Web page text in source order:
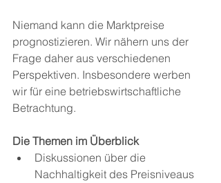
Niemand kann die Marktpreise
prognostizieren. Wir nähern uns der
Frage daher aus verschiedenen
Perspektiven. Insbesondere werben
wir für eine betriebswirtschaftliche
Betrachtung.
Die Themen im Überblick
Diskussionen über die
Nachhaltigkeit des Preisniveaus